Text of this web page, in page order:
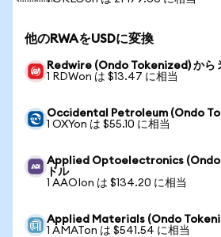
他のRWAをUSDに変換
Redwire (Ondo Tokenized) から
1 RDWon は $13.47 に相当
Occidental Petroleum (Ondo
1 OXYon は $55.10 に相当
Applied Optoelectronics (Ondo
ドル
1 AAOIon は $134.20 に相当
Applied Materials (Ondo
1 AMATon は $541.54 に相当